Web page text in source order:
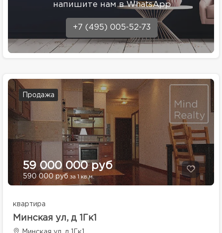
напишите нам в WhatsApp
+7 (495) 005-52-73
Продажа
59 000 000 руб
590 000 руб за 1 кв.м.
квартира
Минская ул, д 1Гк1